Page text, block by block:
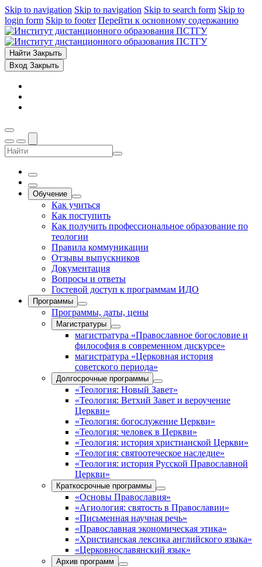
Skip to navigation Skip to navigation Skip to search form Skip to
login form Skip to footer Перейти к основному содержанию
Найти Закрыть
Вход Закрыть
Обучение
Как учиться
Как поступить
Как получить профессиональное образование по
теологии
Правила коммуникации
Отзывы выпускников
Документация
Вопросы и ответы
Гостевой доступ к программам ИДО
Программы
Программы, даты, цены
Магистратуры
магистратура «Православное богословие и
философия в современном дискурсе»
магистратура «Церковная история
советского периода»
Долгосрочные программы
«Теология: Новый Завет»
«Теология: Ветхий Завет и вероучение
Церкви»
«Теология: богослужение Церкви»
«Теология: человек в Церкви»
«Теология: история христианской Церкви»
«Теология: святоотеческое наследие»
«Теология: история Русской Православной
Церкви»
Краткосрочные программы
«Основы Православия»
«Агиология: святость в Православии»
«Письменная научная речь»
«Православная экономическая этика»
«Христианская лексика английского языка»
«Церковнославянский язык»
Архив программ